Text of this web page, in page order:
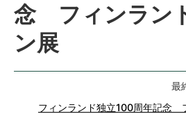
念 フィンラン
ン展
最
フィンランド独立100周年記念